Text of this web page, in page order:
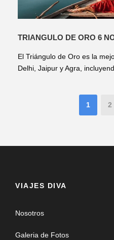
TRIANGULO DE ORO 6
El Triángulo de Oro es la
Delhi, Jaipur y Agra,
1 2
VIAJES DIVA
Nosotros
Galeria de Fotos